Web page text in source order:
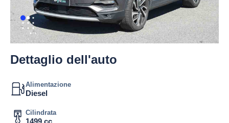
Dettaglio dell'auto
Alimentazione
Diesel
Cilindrata
1499 cc